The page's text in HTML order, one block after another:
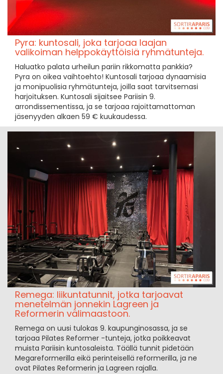
Pyra: kuntosali, joka tarjoaa laajan
valikoiman helppokäyttöisiä ryhmätunteja.
Haluatko palata urheilun pariin rikkomatta pankkia?
Pyra on oikea vaihtoehto! Kuntosali tarjoaa dynaamisia
ja monipuolisia ryhmätunteja, joilla saat tarvitsemasi
harjoituksen. Kuntosali sijaitsee Pariisin 9.
arrondissementissa, ja se tarjoaa rajoittamattoman
jäsenyyden alkaen 59 € kuukaudessa.
Remega: liikuntatunnit, jotka tarjoavat
menetelmän jonnekin Lagreen ja
Reformerin välimaastoon.
Remega on uusi tulokas 9. kaupunginosassa, ja se
tarjoaa Pilates Reformer -tunteja, jotka poikkeavat
muista Pariisin kuntosaleista. Täällä tunnit pidetään
Megareformerilla eikä perinteisellä reformerilla, ja ne
ovat Pilates Reformerin ja Lagreen rajalla.